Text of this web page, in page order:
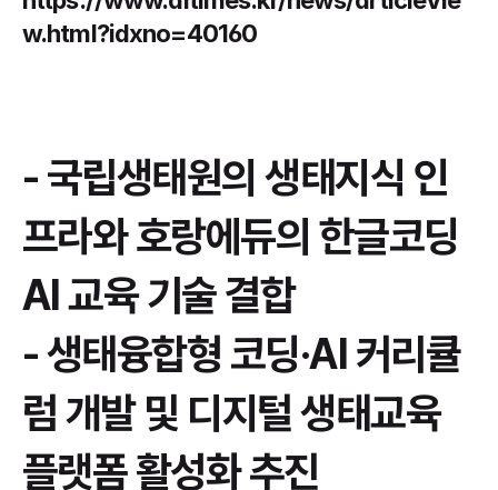
w.html?idxno=40160
- 국립생태원의 생태지식 인
프라와 호랑에듀의 한글코딩
AI 교육 기술 결합
- 생태융합형 코딩·AI 커리큘
럼 개발 및 디지털 생태교육
플랫폼 활성화 추진